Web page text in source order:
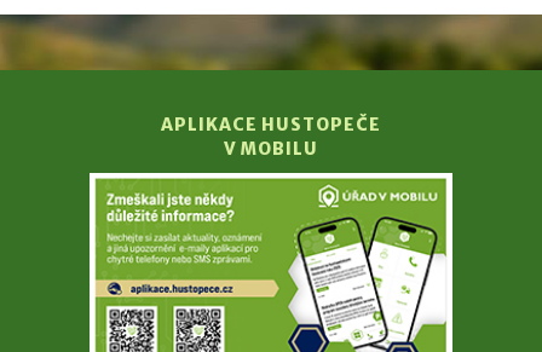
APLIKACE HUSTOPEČE
V MOBILU